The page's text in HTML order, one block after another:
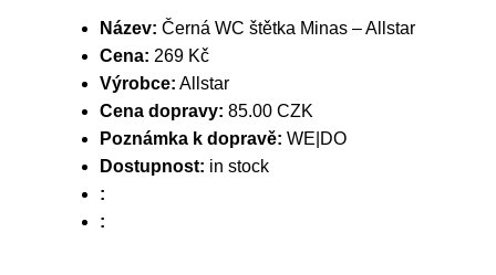
Název: Černá WC štětka Minas – Allstar
Cena: 269 Kč
Výrobce: Allstar
Cena dopravy: 85.00 CZK
Poznámka k dopravě: WE|DO
Dostupnost: in stock
:
: